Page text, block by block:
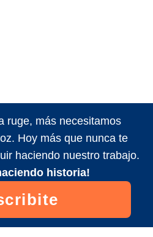
ruge, más necesitamos
Hoy más que nunca te
haciendo nuestro trabajo.
historia!